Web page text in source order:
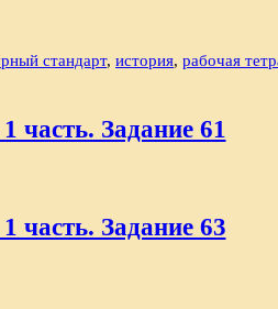
стандарт, история, рабочая
часть. Задание 61
часть. Задание 63